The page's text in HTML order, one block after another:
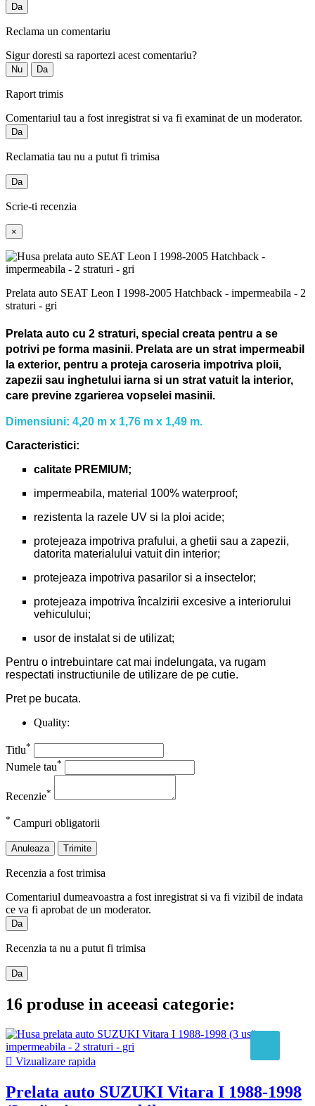
Da
Reclama un comentariu
Sigur doresti sa raportezi acest comentariu?
Nu Da
Raport trimis
Comentariul tau a fost inregistrat si va fi examinat de un moderator.
Da
Reclamatia tau nu a putut fi trimisa
Da
Scrie-ti recenzia
×
Prelata auto SEAT Leon I 1998-2005 Hatchback - impermeabila - 2
straturi - gri
Prelata auto cu 2 straturi, special creata pentru a se
potrivi pe forma masinii. Prelata are un strat impermeabil
la exterior, pentru a proteja caroseria impotriva ploii,
zapezii sau inghetului iarna si un strat vatuit la interior,
care previne zgarierea vopselei masinii.
Dimensiuni: 4,20 m x 1,76 m x 1,49 m.
Caracteristici:
calitate PREMIUM;
impermeabila, material 100% waterproof;
rezistenta la razele UV si la ploi acide;
protejeaza impotriva prafului, a ghetii sau a zapezii,
datorita materialului vatuit din interior;
protejeaza impotriva pasarilor si a insectelor;
protejeaza impotriva încalzirii excesive a interiorului
vehiculului;
usor de instalat si de utilizat;
Pentru o intrebuintare cat mai indelungata, va rugam
respectati instructiunile de utilizare de pe cutie.
Pret pe bucata.
Quality:
Titlu*
Numele tau*
Recenzie*
* Campuri obligatorii
Anuleaza Trimite
Recenzia a fost trimisa
Comentariul dumeavoastra a fost inregistrat si va fi vizibil de indata
ce va fi aprobat de un moderator.
Da
Recenzia ta nu a putut fi trimisa
Da
16 produse in aceeasi categorie:
 Vizualizare rapida
Prelata auto SUZUKI Vitara I 1988-1998